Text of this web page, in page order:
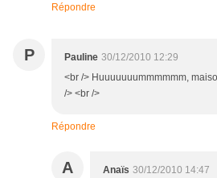
Répondre
P Pauline 30/12/2010 12:29
<br /> Huuuuuuummmmmm,
/> <br />
Répondre
A Anaïs 30/12/2010 14:47